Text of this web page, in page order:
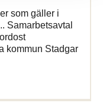
som gäller i
Samarbetsavtal
kommun Stadgar